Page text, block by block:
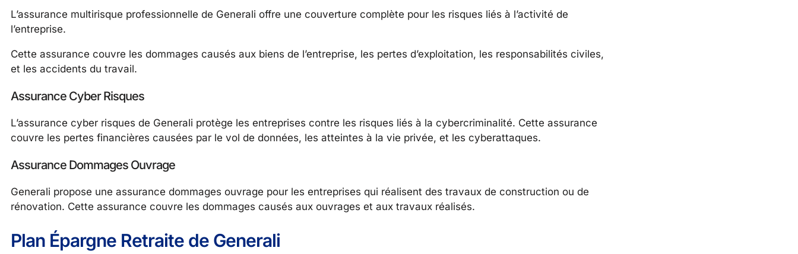
L’assurance multirisque professionnelle de Generali offre une couverture complète pour les risques liés à l’activité de
l’entreprise.
Cette assurance couvre les dommages causés aux biens de l’entreprise, les pertes d’exploitation, les responsabilités civiles,
et les accidents du travail.
Assurance Cyber Risques
L’assurance cyber risques de Generali protège les entreprises contre les risques liés à la cybercriminalité. Cette assurance
couvre les pertes financières causées par le vol de données, les atteintes à la vie privée, et les cyberattaques.
Assurance Dommages Ouvrage
Generali propose une assurance dommages ouvrage pour les entreprises qui réalisent des travaux de construction ou de
rénovation. Cette assurance couvre les dommages causés aux ouvrages et aux travaux réalisés.
Plan Épargne Retraite de Generali